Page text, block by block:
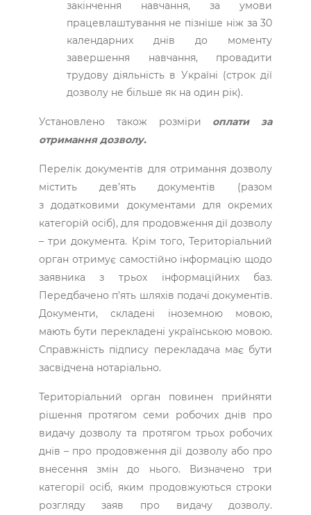
закінчення навчання, за умови
працевлаштування не пізніше ніж за 30
календарних днів до моменту
завершення навчання, провадити
трудову діяльність в Україні (строк дії
дозволу не більше як на один рік).
Установлено також розміри оплати за
отримання дозволу.
Перелік документів для отримання дозволу
містить дев’ять документів (разом
з додатковими документами для окремих
категорій осіб), для продовження дії дозволу
– три документа. Крім того, Територіальний
орган отримує самостійно інформацію щодо
заявника з трьох інформаційних баз.
Передбачено п’ять шляхів подачі документів.
Документи, складені іноземною мовою,
мають бути перекладені українською мовою.
Справжність підпису перекладача має бути
засвідчена нотаріально.
Територіальний орган повинен прийняти
рішення протягом семи робочих днів про
видачу дозволу та протягом трьох робочих
днів – про продовження дії дозволу або про
внесення змін до нього. Визначено три
категорії осіб, яким продовжуються строки
розгляду заяв про видачу дозволу.